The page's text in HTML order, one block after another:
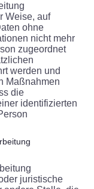
Weise, auf
ohne
nicht mehr
zugeordnet
werden und
Maßnahmen
die
identifizierten
juristische